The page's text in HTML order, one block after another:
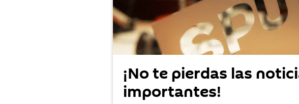
¡No te pierdas las
importantes!